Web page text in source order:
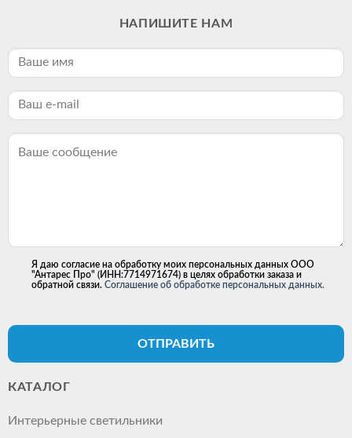
НАПИШИТЕ НАМ
Я даю согласие на обработку моих персональных данных ООО
"Антарес Про" (ИНН:7714971674) в целях обработки заказа и
обратной связи. Соглашение об обработке персональных данных.
ОТПРАВИТЬ
КАТАЛОГ
Интерьерные светильники